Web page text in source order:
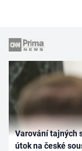
Varování tajných
útok na české